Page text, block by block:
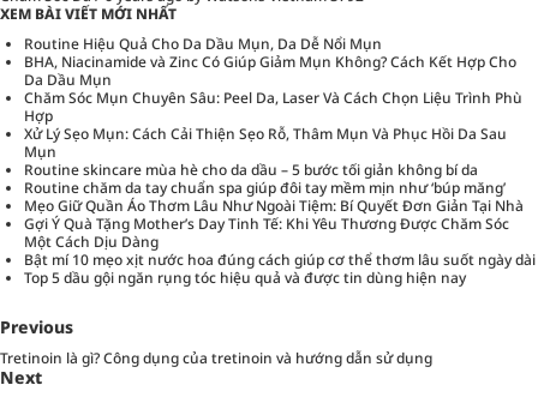
XEM BÀI VIẾT MỚI NHẤT
Routine Hiệu Quả Cho Da Dầu Mụn, Da Dễ Nổi Mụn
BHA, Niacinamide và Zinc Có Giúp Giảm Mụn Không? Cách Kết Hợp Cho
Da Dầu Mụn
Chăm Sóc Mụn Chuyên Sâu: Peel Da, Laser Và Cách Chọn Liệu Trình Phù
Hợp
Xử Lý Sẹo Mụn: Cách Cải Thiện Sẹo Rỗ, Thâm Mụn Và Phục Hồi Da Sau
Mụn
Routine skincare mùa hè cho da dầu – 5 bước tối giản không bí da
Routine chăm da tay chuẩn spa giúp đôi tay mềm mịn như ‘búp măng’
Mẹo Giữ Quần Áo Thơm Lâu Như Ngoài Tiệm: Bí Quyết Đơn Giản Tại Nhà
Gợi Ý Quà Tặng Mother’s Day Tinh Tế: Khi Yêu Thương Được Chăm Sóc
Một Cách Dịu Dàng
Bật mí 10 mẹo xịt nước hoa đúng cách giúp cơ thể thơm lâu suốt ngày dài
Top 5 dầu gội ngăn rụng tóc hiệu quả và được tin dùng hiện nay
Previous
Tretinoin là gì? Công dụng của tretinoin và hướng dẫn sử dụng
Next